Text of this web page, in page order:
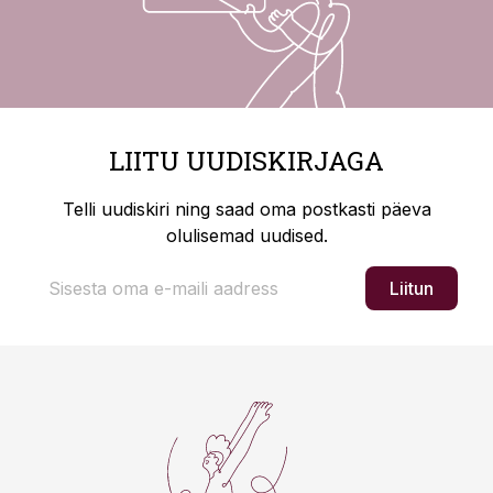
LIITU UUDISKIRJAGA
Telli uudiskiri ning saad oma postkasti päeva
olulisemad uudised.
Liitun